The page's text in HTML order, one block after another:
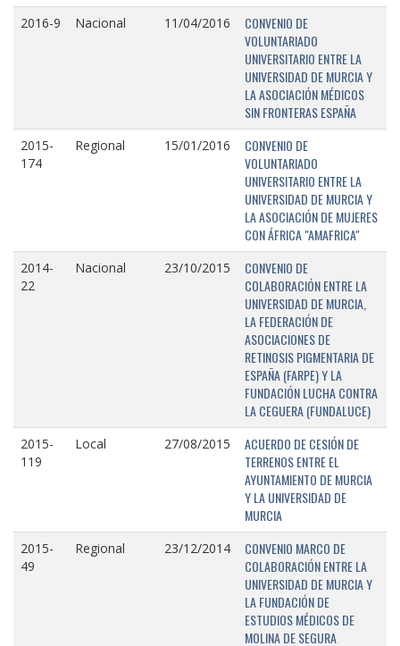
2016-9 Nacional 11/04/2016
CONVENIO DE
VOLUNTARIADO
UNIVERSITARIO ENTRE LA
UNIVERSIDAD DE MURCIA Y
LA ASOCIACIÓN MÉDICOS
SIN FRONTERAS ESPAÑA
2015-
174
Regional 15/01/2016
CONVENIO DE
VOLUNTARIADO
UNIVERSITARIO ENTRE LA
UNIVERSIDAD DE MURCIA Y
LA ASOCIACIÓN DE MUJERES
CON ÁFRICA "AMAFRICA"
2014-
22
Nacional 23/10/2015
CONVENIO DE
COLABORACIÓN ENTRE LA
UNIVERSIDAD DE MURCIA,
LA FEDERACIÓN DE
ASOCIACIONES DE
RETINOSIS PIGMENTARIA DE
ESPAÑA (FARPE) Y LA
FUNDACIÓN LUCHA CONTRA
LA CEGUERA (FUNDALUCE)
2015-
119
Local 27/08/2015
ACUERDO DE CESIÓN DE
TERRENOS ENTRE EL
AYUNTAMIENTO DE MURCIA
Y LA UNIVERSIDAD DE
MURCIA
2015-
49
Regional 23/12/2014
CONVENIO MARCO DE
COLABORACIÓN ENTRE LA
UNIVERSIDAD DE MURCIA Y
LA FUNDACIÓN DE
ESTUDIOS MÉDICOS DE
MOLINA DE SEGURA